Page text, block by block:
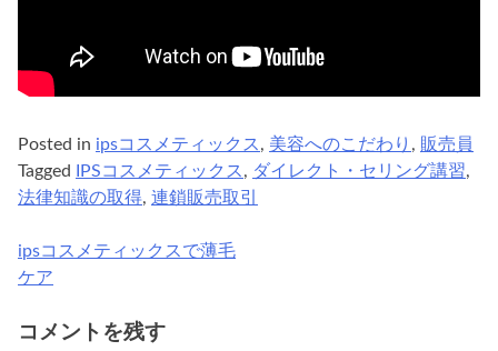
Posted in ipsコスメティックス , 美容へのこだわり , 販売員
Tagged
IPSコスメティックス , ダイレクト・セリング講習,
法律知識の取得, 連鎖販売取引
投
ナ
ipsコスメティックスで薄毛
ケア
コメントを残す